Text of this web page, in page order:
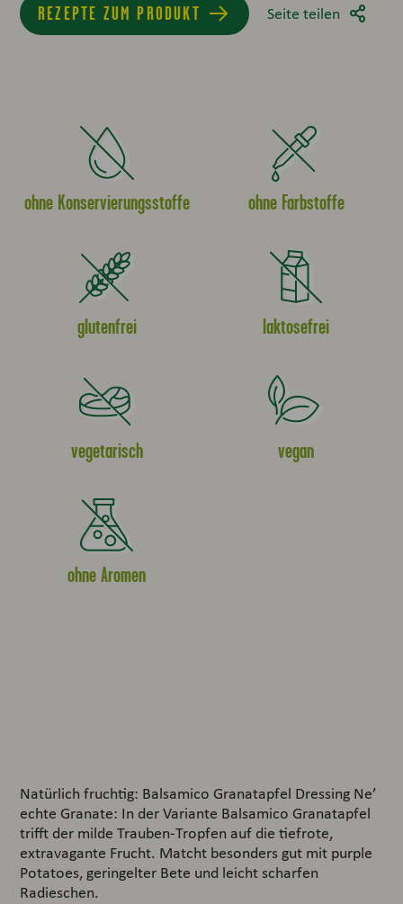
REZEPTE ZUM PRODUKT Seite teilen
ohne Konservierungsstoffe ohne Farbstoffe
glutenfrei laktosefrei
vegetarisch vegan
ohne Aromen
Natürlich fruchtig: Balsamico Granatapfel Dressing Ne’
echte Granate: In der Variante Balsamico Granatapfel
trifft der milde Trauben-Tropfen auf die tiefrote,
extravagante Frucht. Matcht besonders gut mit purple
Potatoes, geringelter Bete und leicht scharfen
Radieschen.